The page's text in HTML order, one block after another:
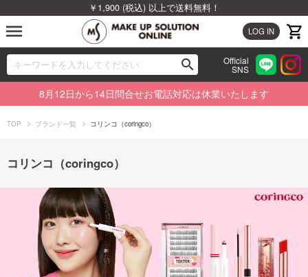
￥1,900 (税込) 以上で送料無料！
LOG IN
menu
search
00
Official
SNS
ブランドから探す
カテゴリから探す
特集から探す
ビューティジャーナルから探す
8月12日から14日問合せお電話対応は休業いたします
TOP ブランド一覧 コリンコ（coringco）
コリンコ（coringco）